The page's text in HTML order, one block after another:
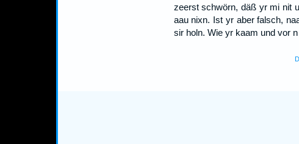
zeerst schwörn, däß yr mi nit
aau nixn. Ist yr aber falsch,
sir holn. Wie yr kaam und vor